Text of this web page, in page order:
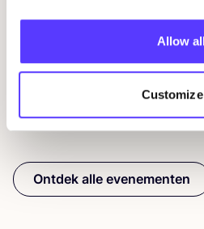
Allow all
Customize
Ontdek alle evenementen